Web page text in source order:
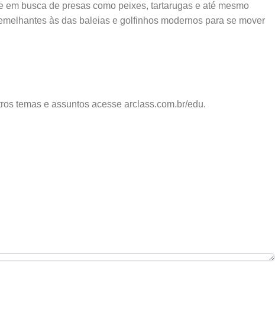
busca de presas como peixes, tartarugas e até mesmo
às das baleias e golfinhos modernos para se mover
temas e assuntos acesse arclass.com.br/edu.